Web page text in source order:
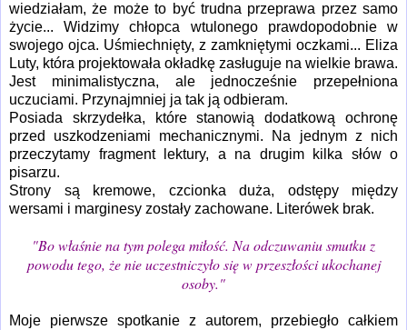
wiedziałam, że może to być trudna przeprawa przez samo
życie... Widzimy chłopca wtulonego prawdopodobnie w
swojego ojca. Uśmiechnięty, z zamkniętymi oczkami... Eliza
Luty, która projektowała okładkę zasługuje na wielkie brawa.
Jest minimalistyczna, ale jednocześnie przepełniona
uczuciami. Przynajmniej ja tak ją odbieram.
Posiada skrzydełka, które stanowią dodatkową ochronę
przed uszkodzeniami mechanicznymi. Na jednym z nich
przeczytamy fragment lektury, a na drugim kilka słów o
pisarzu.
Strony są kremowe, czcionka duża, odstępy między
wersami i marginesy zostały zachowane. Literówek brak.
"Bo właśnie na tym polega miłość. Na odczuwaniu smutku z
powodu tego, że nie uczestniczyło się w przeszłości ukochanej
osoby."
Moje pierwsze spotkanie z autorem, przebiegło całkiem